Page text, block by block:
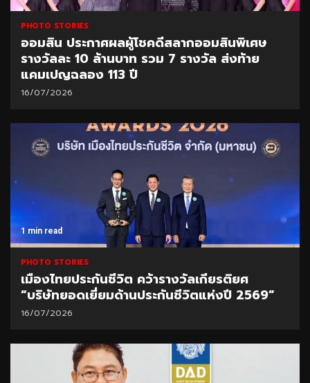
PHOTO STORIES
ออมสิน ประกาศผลผู้โชคดีสลากออมสินพิเศษ
รางวัลละ 10 ล้านบาท รวม 7 รางวัล ส่งท้าย
แคมเปญฉลอง 113 ปี
16/07/2026
1 min read
PHOTO STORIES
เมืองไทยประกันชีวิต คว้ารางวัลเกียรติยศ
“บริษัทยอดเยี่ยมด้านประกันชีวิตแห่งปี 2569”
16/07/2026